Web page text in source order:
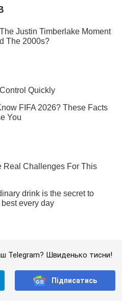
Telegram? Швиденько тисни!
Підписатись